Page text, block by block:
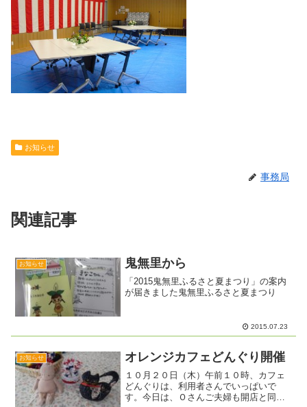
お知らせ
事務局
関連記事
お知らせ 鬼無里から
「2015鬼無里ふるさと夏まつり」の案内
が届きました鬼無里ふるさと夏まつり
2015.07.23
お知らせ オレンジカフェどんぐり開催
１０月２０日（木）午前１０時、カフェ
どんぐりは、利用者さんでいっぱいで
す。今日は、Ｏさんご夫婦も開店と同時